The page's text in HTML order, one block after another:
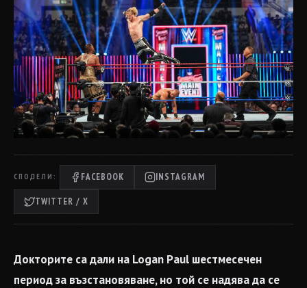
СПОДЕЛИ: FACEBOOK INSTAGRAM
TWITTER / X
Докторите са дали на Logan Paul шестмесечен
период за възстановяване, но той се надява да се